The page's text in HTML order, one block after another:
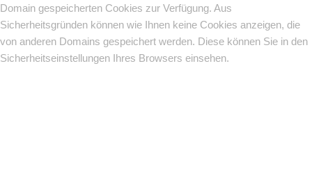
Domain gespeicherten Cookies zur Verfügung. Aus
Sicherheitsgründen können wie Ihnen keine Cookies anzeigen, die
von anderen Domains gespeichert werden. Diese können Sie in den
Sicherheitseinstellungen Ihres Browsers einsehen.